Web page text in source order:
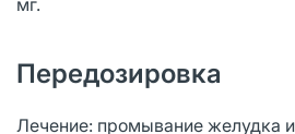
Передозировка
Лечение: промывание желудка